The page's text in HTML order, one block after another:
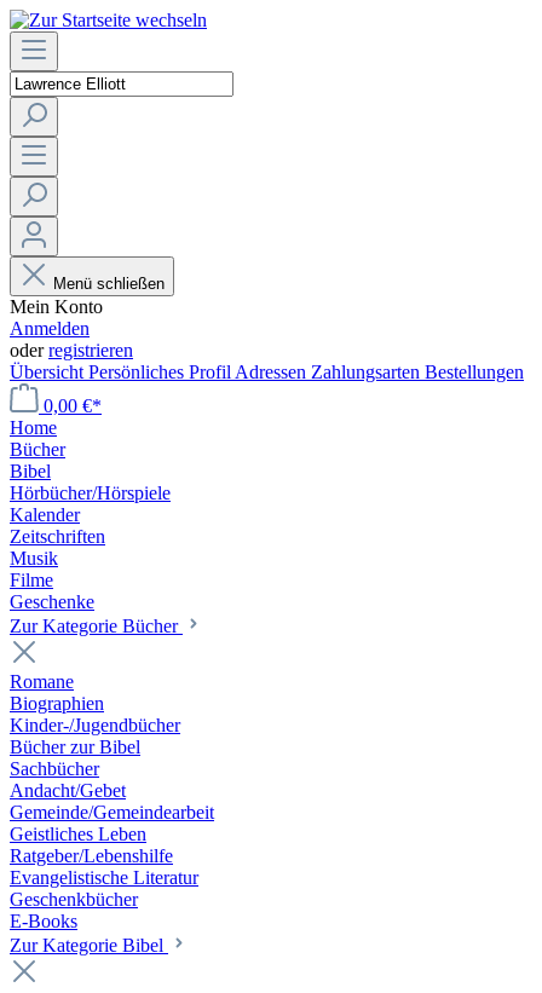
Menü schließen
Mein Konto
Anmelden
oderregistrieren
Übersicht Persönliches Profil Adressen Zahlungsarten Bestellungen
0,00 €*
Home
Bücher
Bibel
Hörbücher/Hörspiele
Kalender
Zeitschriften
Musik
Filme
Geschenke
Zur Kategorie Bücher
Romane
Biographien
Kinder-/Jugendbücher
Bücher zur Bibel
Sachbücher
Andacht/Gebet
Gemeinde/Gemeindearbeit
Geistliches Leben
Ratgeber/Lebenshilfe
Evangelistische Literatur
Geschenkbücher
E-Books
Zur Kategorie Bibel